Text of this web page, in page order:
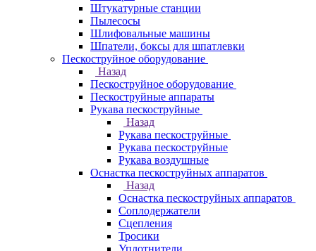
Штукатурные станции
Пылесосы
Шлифовальные машины
Шпатели, боксы для шпатлевки
Пескоструйное оборудование
Назад
Пескоструйное оборудование
Пескоструйные аппараты
Рукава пескоструйные
Назад
Рукава пескоструйные
Рукава пескоструйные
Рукава воздушные
Оснастка пескоструйных аппаратов
Назад
Оснастка пескоструйных аппаратов
Соплодержатели
Сцепления
Тросики
Уплотнители